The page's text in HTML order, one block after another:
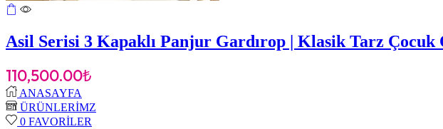
Asil Serisi 3 Kapaklı Panjur Gardırop | Klasik Tarz Çocuk
110,500.00₺
ANASAYFA
ÜRÜNLERİMZ
0 FAVORİLER